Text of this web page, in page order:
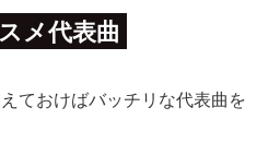
メ代表曲
ておけばバッチリな代表曲を